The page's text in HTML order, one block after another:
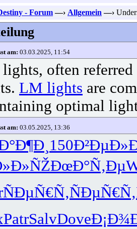
- Forum —› Allgemein —›
am: 03.03.2025, 11:54
often
LM lights are
optimal
am: 03.05.2025, 13:36
150
ÐœÐ°Ñ‚Ðµ
ÑÐµÑ€Ñ‚ÑÐµÑ€Ñ‚
PatrSalvDove